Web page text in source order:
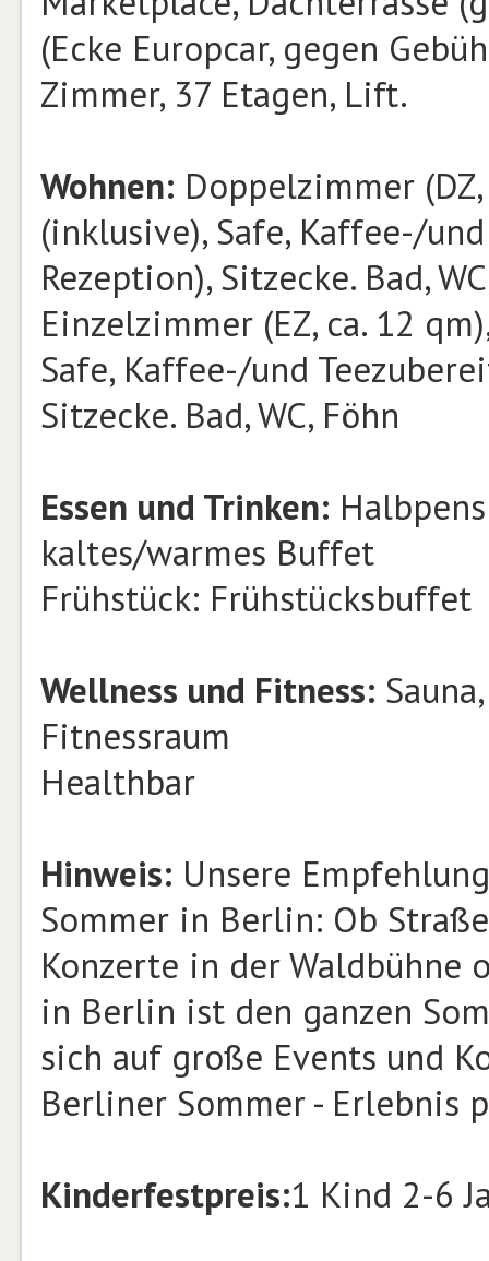
(Ecke Europcar, gegen
Zimmer, 37 Etagen, Lift.
Wohnen: Doppelzimmer
(inklusive), Safe, Kaffee-/
Rezeption), Sitzecke. Bad,
Einzelzimmer (EZ, ca. 12
Safe, Kaffee-/und
Sitzecke. Bad, WC, Föhn
Essen und Trinken:
kaltes/warmes Buffet
Frühstück: Frühstücksbuffet
Wellness und Fitness:
Fitnessraum
Healthbar
Hinweis: Unsere
Sommer in Berlin: Ob
Konzerte in der Waldbühne
in Berlin ist den ganzen
sich auf große Events und
Berliner Sommer - Erlebnis
Kinderfestpreis:1 Kind 2-6